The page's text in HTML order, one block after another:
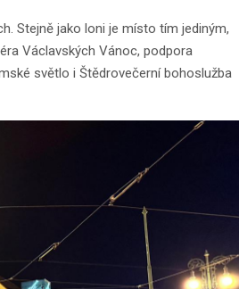
Stejně jako loni je místo tím jediným,
Václavských Vánoc, podpora
světlo i Štědrovečerní bohoslužba